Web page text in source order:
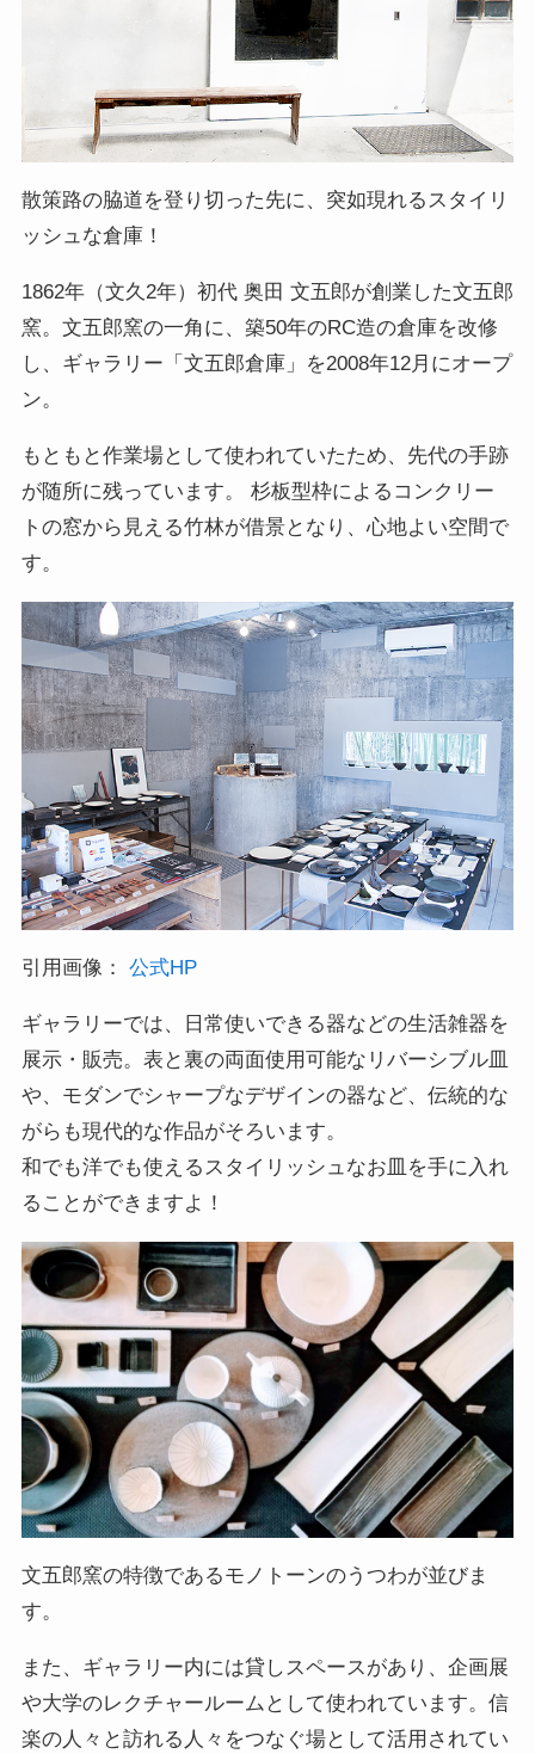
散策路の脇道を登り切った先に、突如現れるスタイリ
ッシュな倉庫！
1862年（文久2年）初代 奥田 文五郎が創業した文五郎
窯。文五郎窯の一角に、築50年のRC造の倉庫を改修
し、ギャラリー「文五郎倉庫」を2008年12月にオープ
ン。
もともと作業場として使われていたため、先代の手跡
が随所に残っています。 杉板型枠によるコンクリー
トの窓から見える竹林が借景となり、心地よい空間で
す。
引用画像： 公式HP
ギャラリーでは、日常使いできる器などの生活雑器を
展示・販売。表と裏の両面使用可能なリバーシブル皿
や、モダンでシャープなデザインの器など、伝統的な
がらも現代的な作品がそろいます。
和でも洋でも使えるスタイリッシュなお皿を手に入れ
ることができますよ！
文五郎窯の特徴であるモノトーンのうつわが並びま
す。
また、ギャラリー内には貸しスペースがあり、企画展
や大学のレクチャールームとして使われています。信
楽の人々と訪れる人々をつなぐ場として活用されてい